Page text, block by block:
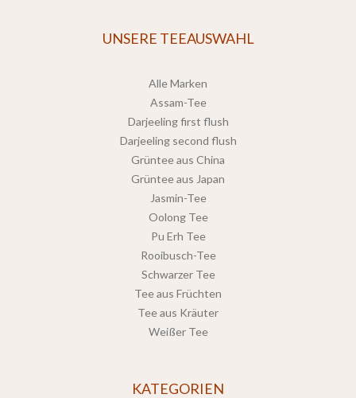
UNSERE TEEAUSWAHL
Alle Marken
Assam-Tee
Darjeeling first flush
Darjeeling second flush
Grüntee aus China
Grüntee aus Japan
Jasmin-Tee
Oolong Tee
Pu Erh Tee
Rooibusch-Tee
Schwarzer Tee
Tee aus Früchten
Tee aus Kräuter
Weißer Tee
KATEGORIEN